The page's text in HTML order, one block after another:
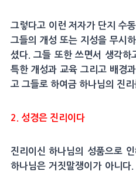
그렇다고 이런 저자가 단지 수
그들의 개성 또는 지성을 무시
셨다. 그들 또한 쓰면서 생각하
특한 개성과 교육 그리고 배경
고 그들로 하여금 하나님의 진리
2. 성경은 진리이다
진리이신 하나님의 성품으로
하나님은 거짓말쟁이가 아니